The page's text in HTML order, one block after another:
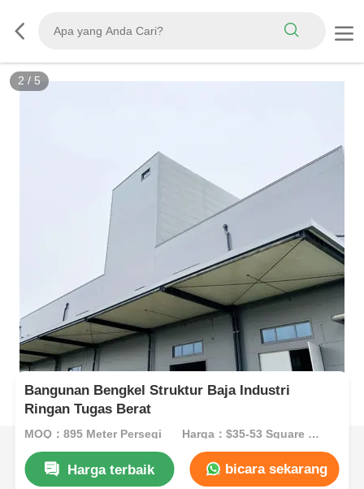
2 / 5
Bangunan Bengkel Struktur Baja Industri
Ringan Tugas Berat
MOQ：895 Meter Persegi Harga：$35-53 Square Meters
Harga terbaik bicara sekarang